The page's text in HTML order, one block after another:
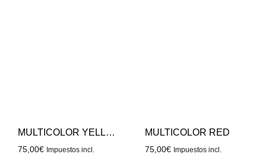
MULTICOLOR YELLOW
75,00€ Impuestos incl.
MULTICOLOR RED
75,00€ Impuestos incl.